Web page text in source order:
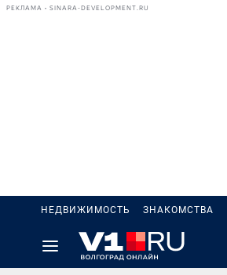
РЕКЛАМА • SINARA-DEVELOPMENT.RU
НЕДВИЖИМОСТЬ ЗНАКОМСТВА